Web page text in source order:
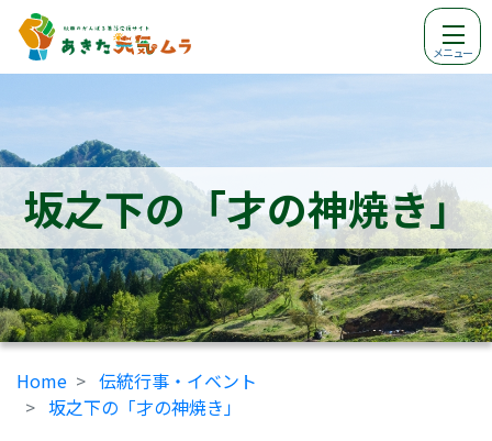
メニュー
坂之下の「才の神焼き」
Home
伝統行事・イベント
坂之下の「才の神焼き」